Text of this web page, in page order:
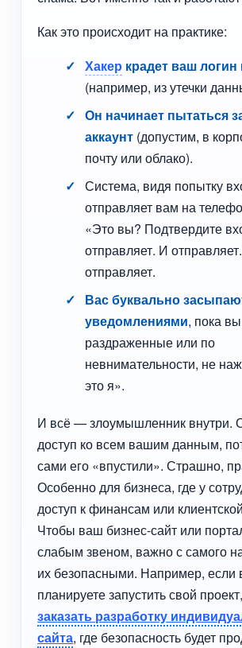
Как это происходит на практике:
Хакер крадет ваш логин
(например, из утечки
Он начинает пытаться
аккаунт (допустим, в
почту или облако).
Система, видя попытку
отправляет вам на
«Это вы? Подтвердите
отправляет. И
отправляет.
Вас буквально
уведомлениями, пока
раздраженные или по
невнимательности, не
это я».
И всё — злоумышленник внутри.
доступ ко всем вашим данным,
сами его «впустили». Страшно,
Особенно для бизнеса, где у
доступ к финансам или
Чтобы ваш бизнес-сайт или
слабым звеном, важно с самого
их безопасными. Например, если
планируете запустить свой
заказать разработку
сайта, где безопасность будет